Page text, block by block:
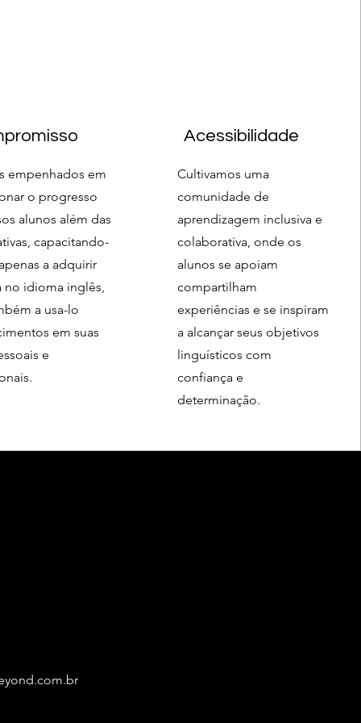
empenhados em
o progresso
alunos além das
capacitando-
a adquirir
no idioma inglês,
a usa-lo
em suas
e
Acessibilidade
Cultivamos uma
comunidade de
aprendizagem inclusiva e
colaborativa, onde os
alunos se apoiam
compartilham
experiências e se inspiram
a alcançar seus objetivos
linguísticos com
confiança e
determinação.